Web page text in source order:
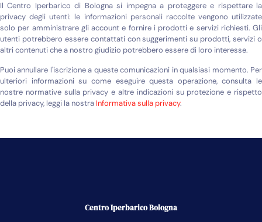
Il Centro Iperbarico di Bologna si impegna a proteggere e rispettare la
privacy degli utenti: le informazioni personali raccolte vengono utilizzate
solo per amministrare gli account e fornire i prodotti e servizi richiesti. Gli
utenti potrebbero essere contattati con suggerimenti su prodotti, servizi o
altri contenuti che a nostro giudizio potrebbero essere di loro interesse.
Puoi annullare l'iscrizione a queste comunicazioni in qualsiasi momento. Per
ulteriori informazioni su come eseguire questa operazione, consulta le
nostre normative sulla privacy e altre indicazioni su protezione e rispetto
della privacy, leggi la nostra Informativa sulla privacy.
Centro Iperbarico Bologna